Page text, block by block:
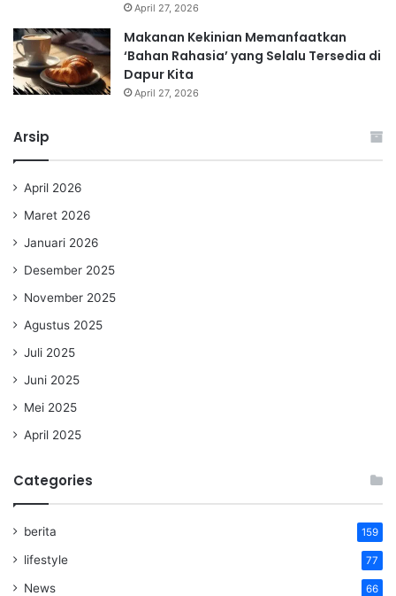
April 27, 2026
Makanan Kekinian Memanfaatkan
‘Bahan Rahasia’ yang Selalu Tersedia di
Dapur Kita
April 27, 2026
Arsip
April 2026
Maret 2026
Januari 2026
Desember 2025
November 2025
Agustus 2025
Juli 2025
Juni 2025
Mei 2025
April 2025
Categories
berita 159
lifestyle 77
News 66